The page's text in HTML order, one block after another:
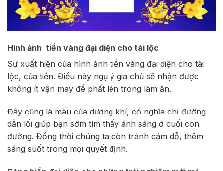
Hình ảnh tiền vàng đại diện cho tài lộc
Sự xuất hiện của hình ảnh tiền vàng đại diện cho tài
lộc, của tiền. Điều này ngụ ý gia chủ sẽ nhận được
không ít vận may để phất lên trong làm ăn.
Đây cũng là màu của dương khí, có nghĩa chỉ đường
dẫn lối giúp bạn sớm tìm thấy ánh sáng ở cuối con
đường. Đồng thời chúng ta còn tránh cám dỗ, thêm
sáng suốt trong mọi quyết định.